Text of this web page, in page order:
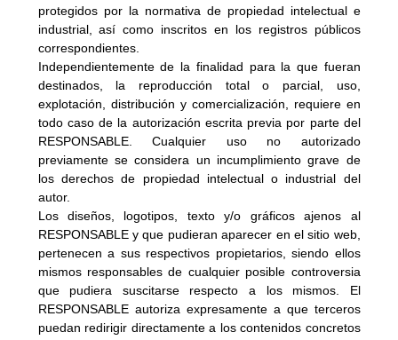
protegidos por la normativa de propiedad intelectual e
industrial, así como inscritos en los registros públicos
correspondientes.
Independientemente de la finalidad para la que fueran
destinados, la reproducción total o parcial, uso,
explotación, distribución y comercialización, requiere en
todo caso de la autorización escrita previa por parte del
RESPONSABLE. Cualquier uso no autorizado
previamente se considera un incumplimiento grave de
los derechos de propiedad intelectual o industrial del
autor.
Los diseños, logotipos, texto y/o gráficos ajenos al
RESPONSABLE y que pudieran aparecer en el sitio web,
pertenecen a sus respectivos propietarios, siendo ellos
mismos responsables de cualquier posible controversia
que pudiera suscitarse respecto a los mismos. El
RESPONSABLE autoriza expresamente a que terceros
puedan redirigir directamente a los contenidos concretos